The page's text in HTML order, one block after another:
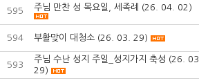
595 주님 만찬 성 목요일, 세족례 (26. 04. 02)
594 부활맞이 대청소 (26. 03. 29)
593
주님 수난 성지 주일_성지가지 축성 (26. 03.
29)